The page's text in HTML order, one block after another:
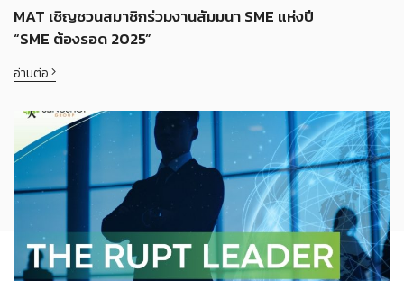
SHARE
MAT เชิญชวนสมาชิกร่วมงานสัมมนา SME แห่งปี
“SME ต้องรอด 2025”
อ่านต่อ